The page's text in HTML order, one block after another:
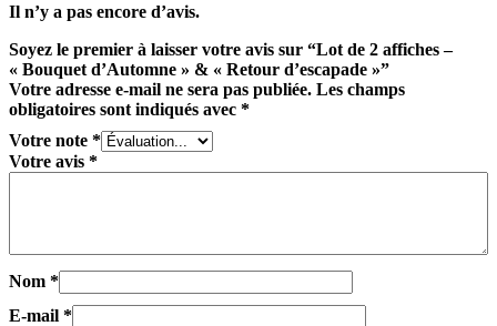
Il n’y a pas encore d’avis.
Soyez le premier à laisser votre avis sur “Lot de 2 affiches –
« Bouquet d’Automne » & « Retour d’escapade »”
Votre adresse e-mail ne sera pas publiée. Les champs
obligatoires sont indiqués avec *
Votre note *
Votre avis *
Nom *
E-mail *